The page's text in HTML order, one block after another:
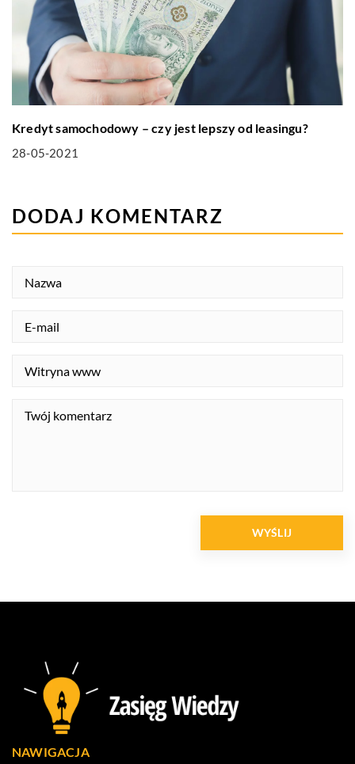
Kredyt samochodowy – czy jest lepszy od leasingu?
28-05-2021
DODAJ KOMENTARZ
NAWIGACJA